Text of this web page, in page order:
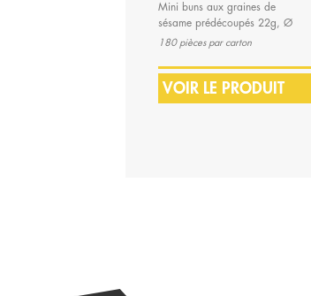
Mini buns aux graines de
sésame prédécoupés 22g, Ø
6,5 cm
180 pièces par carton
VOIR LE PRODUIT